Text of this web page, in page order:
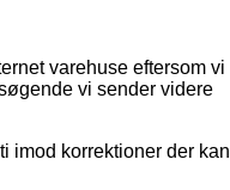
varehuse eftersom vi
vi sender videre
imod korrektioner der kan